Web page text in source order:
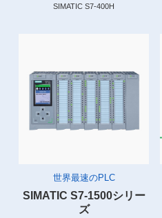
SIMATIC S7-400H
世界最速のPLC
SIMATIC S7-1500シリー
ズ